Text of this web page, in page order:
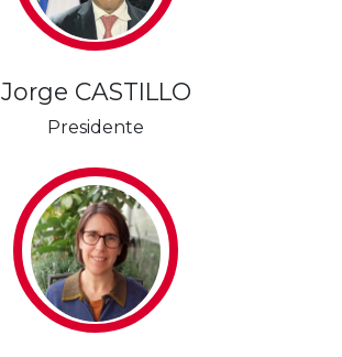
Jorge CASTILLO
Presidente